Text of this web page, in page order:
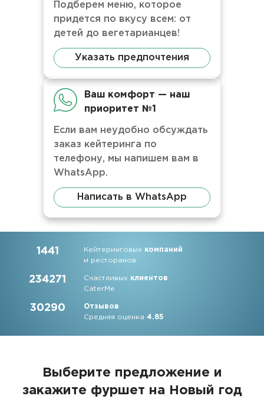
Подберем меню, которое
придется по вкусу всем: от
детей до вегетарианцев!
Указать предпочтения
Ваш комфорт — наш
приоритет №1
Если вам неудобно обсуждать
заказ кейтеринга по
телефону, мы напишем вам в
WhatsApp.
Написать в WhatsApp
1441 Кейтеринговых компаний
и ресторанов
234271 Счастливых клиентов
CaterMe
30290
Отзывов
Средняя оценка4.85
Выберите предложение и
закажите фуршет на Новый год